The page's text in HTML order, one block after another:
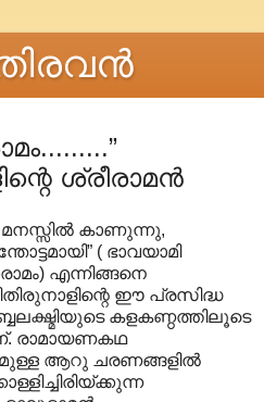
ശ്രീരാമന്‍
കാണുന്നു,
( ഭാവയാമി
എന്നിങ്ങനെ
ഈ പ്രസിദ്ധ
കളകണ്ഠത്തിലൂടെ
രാമായണകഥ
ആറു ചരണങ്ങളില്‍